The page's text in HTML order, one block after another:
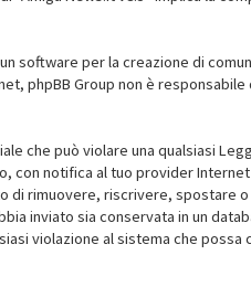
un software per la creazione di
phpBB Group non è
che può violare una qualsiasi
con notifica al tuo provider
di rimuovere, riscrivere, spostare
inviato sia conservata in un
violazione al sistema che